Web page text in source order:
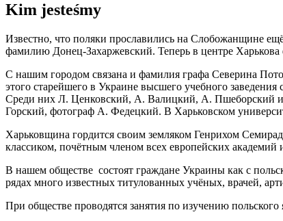
Kim jesteśmy
Известно, что поляки прославились на Слобожанщине
фамилию Донец-Захаржевский. Теперь в центре Харькова
С нашим городом связана и фамилия графа Северина
этого старейшего в Украине высшего учебного
Среди них Л. Ценковский, А. Валицкий, А. Пшеборский и
Горский, фо­тограф А. Федецкий. В Харьковском
Харьковщина гордится своим земляком Генрихом
классиком, почётным членом всех европейских академий
В нашем обществе состоят граждане Украины как с
рядах много известных титулованных учёных, врачей,
При обществе проводятся занятия по изучению